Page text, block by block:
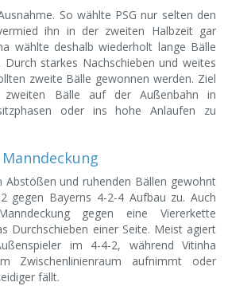
So wählte PSG nur selten den
ihn in der zweiten Halbzeit gar
wählte deshalb wiederholt lange Bälle
starkes Nachschieben und weites
zweite Bälle gewonnen werden. Ziel
Bälle auf der Außenbahn in
oder ins hohe Anlaufen zu
Abstößen und ruhenden Bällen gewohnt
gegen Bayerns 4-2-4 Aufbau zu. Auch
gegen eine Viererkette
Durchschieben einer Seite. Meist agiert
im 4-4-2, während Vitinha
Zwischenlinienraum aufnimmt oder
fällt.